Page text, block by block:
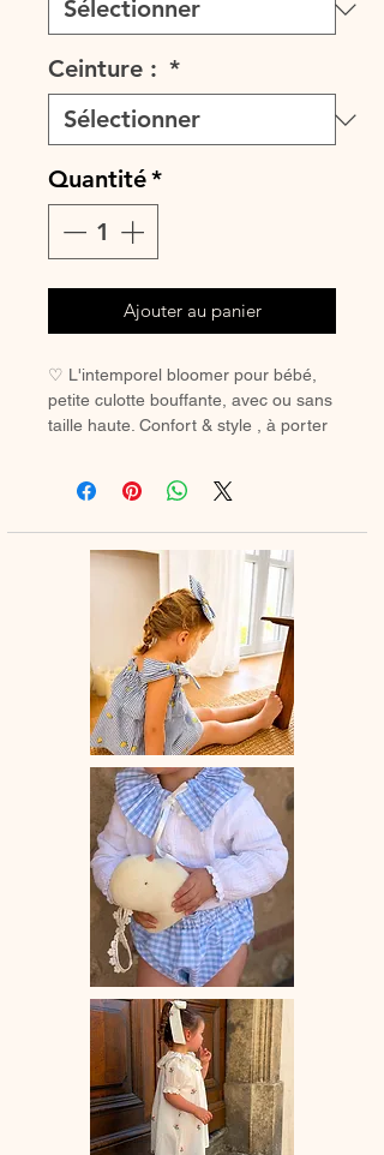
Ceinture : *
Quantité*
Ajouter au panier
♡ L'intemporel bloomer pour bébé,
petite culotte bouffante, avec ou sans
taille haute. Confort & style , à porter
♡ Petit Bloomer entièrement réalisé à
♡ Le délai de fabrication est de 15 à
28 jours ouvrés selon les commandes
♡ Lavage à la main ou en machine
30° max, couleurs similaires, cycle
délicat. Ne pas utilser de sèche-linge.